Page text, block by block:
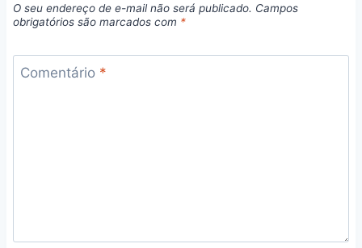
O seu endereço de e-mail não será publicado. Campos
obrigatórios são marcados com *
Comentário *